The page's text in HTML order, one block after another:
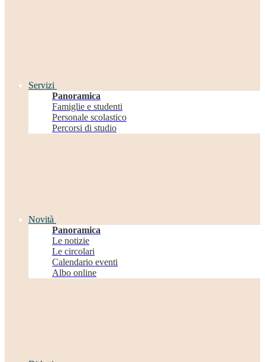
Servizi
Panoramica
Famiglie e studenti
Personale scolastico
Percorsi di studio
Novità
Panoramica
Le notizie
Le circolari
Calendario eventi
Albo online